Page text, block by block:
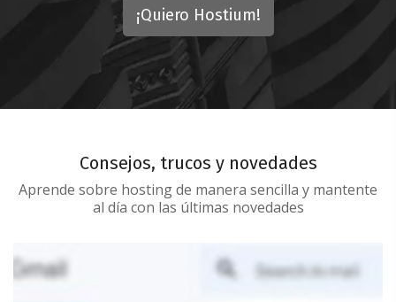
¡Quiero Hostium!
Consejos, trucos y novedades
Aprende sobre hosting de manera sencilla y mantente
al día con las últimas novedades